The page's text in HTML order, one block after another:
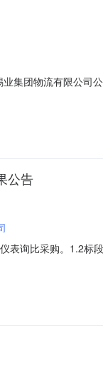
集团物流有限公司
公告
表询比采购。1.2标